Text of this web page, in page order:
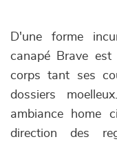
D'une forme
canapé Brave
corps tant ses
dossiers
ambiance home
direction des